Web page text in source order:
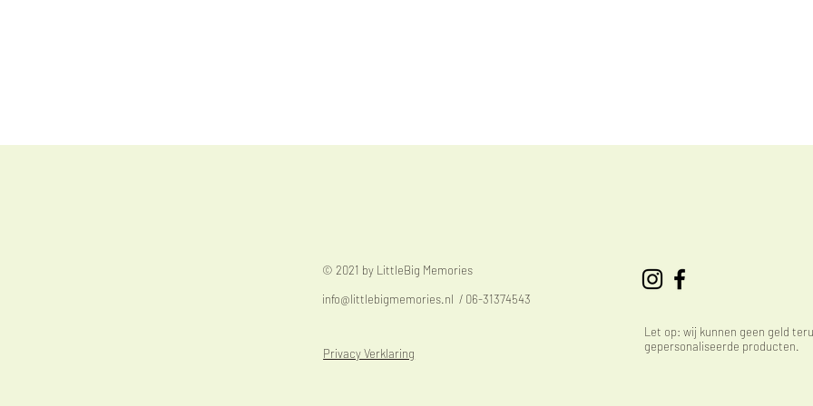
Let op: wij kunnen geen geld
gepersonaliseerde producten.
© 2021 by LittleBig Memories
info@littlebigmemories.nl / 06-31374543
Privacy Verklaring